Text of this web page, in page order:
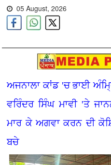
05 August, 2026
ਅਜਨਾਲਾ ਕਾਂਡ 'ਚ ਭਾਈ
ਵਰਿੰਦਰ ਸਿੰਘ ਮਾਵੀ 'ਤੇ
ਮਾਰ ਕੇ ਅਗਵਾ ਕਰਨ ਦੀ
ਬਚੇ